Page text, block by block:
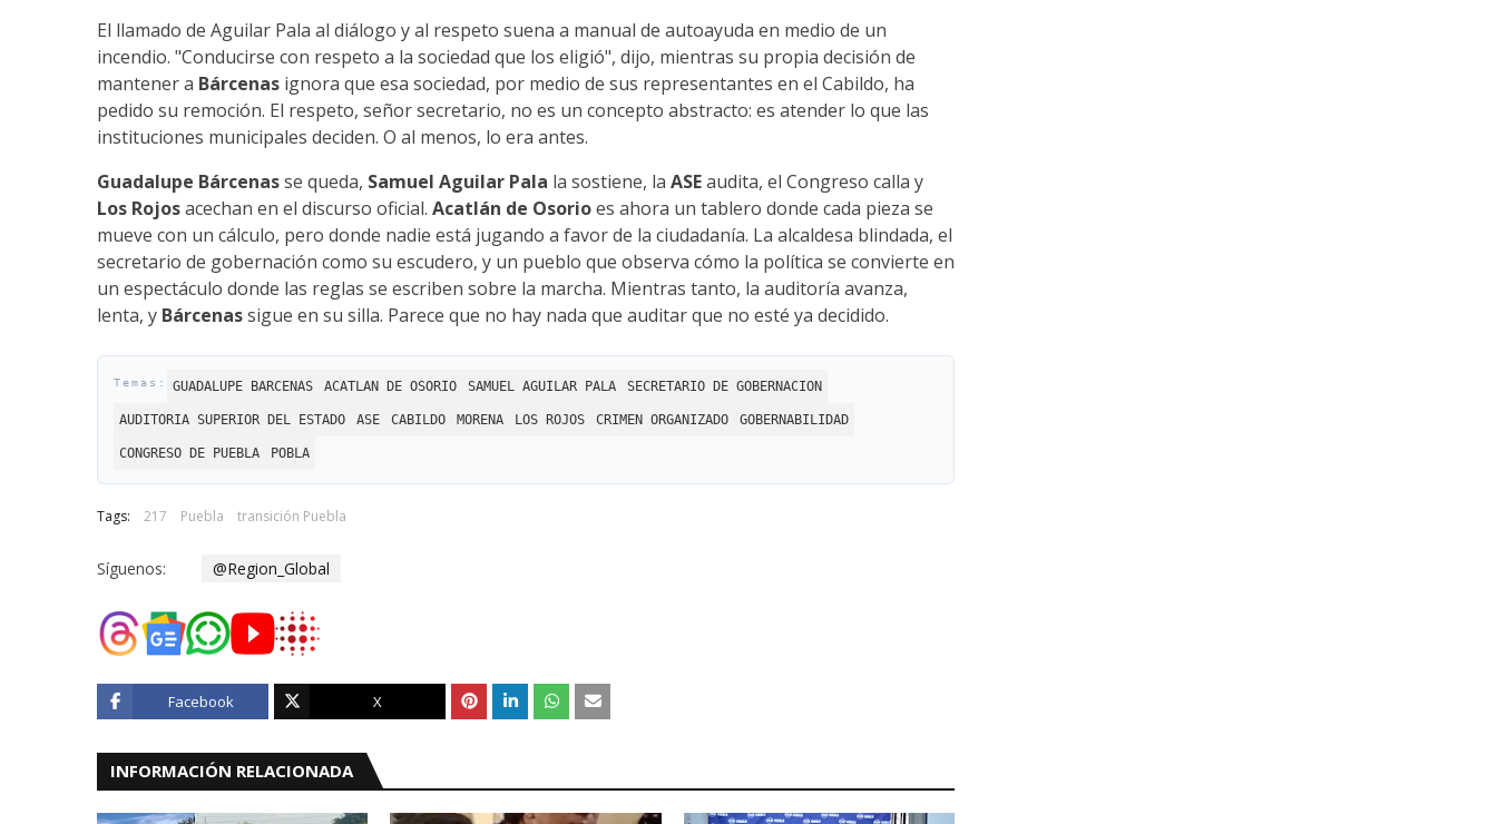
El llamado de Aguilar Pala al diálogo y al respeto suena a manual de autoayuda en medio de un
incendio. "Conducirse con respeto a la sociedad que los eligió", dijo, mientras su propia decisión de
mantener a Bárcenas ignora que esa sociedad, por medio de sus representantes en el Cabildo, ha
pedido su remoción. El respeto, señor secretario, no es un concepto abstracto: es atender lo que las
instituciones municipales deciden. O al menos, lo era antes.
Guadalupe Bárcenasse queda, Samuel Aguilar Pala la sostiene, la ASEaudita, el Congreso calla y
Los Rojosacechan en el discurso oficial. Acatlán de Osorioes ahora un tablero donde cada pieza se
mueve con un cálculo, pero donde nadie está jugando a favor de la ciudadanía. La alcaldesa blindada, el
secretario de gobernación como su escudero, y un pueblo que observa cómo la política se convierte en
un espectáculo donde las reglas se escriben sobre la marcha. Mientras tanto, la auditoría avanza,
lenta, y Bárcenassigue en su silla. Parece que no hay nada que auditar que no esté ya decidido.
GUADALUPE BARCENAS ACATLAN DE OSORIO SAMUEL AGUILAR PALA SECRETARIO DE GOBERNACION
AUDITORIA SUPERIOR DEL ESTADO ASE CABILDO MORENA LOS ROJOS CRIMEN ORGANIZADO GOBERNABILIDAD
CONGRESO DE PUEBLA POBLA
Tags: 217 Puebla transición Puebla
Síguenos: @Region_Global
Facebook X
INFORMACIÓN RELACIONADA